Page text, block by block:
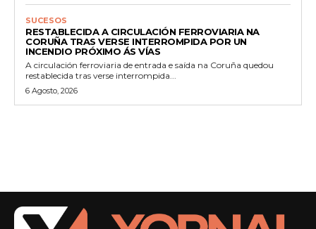
SUCESOS
RESTABLECIDA A CIRCULACIÓN FERROVIARIA NA
CORUÑA TRAS VERSE INTERROMPIDA POR UN
INCENDIO PRÓXIMO ÁS VÍAS
A circulación ferroviaria de entrada e saída na Coruña quedou
restablecida tras verse interrompida...
6 Agosto, 2026